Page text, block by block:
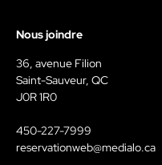
Nous joindre
36, avenue Filion
Saint-Sauveur, QC
J0R 1R0
450-227-7999
reservationweb@medialo.ca